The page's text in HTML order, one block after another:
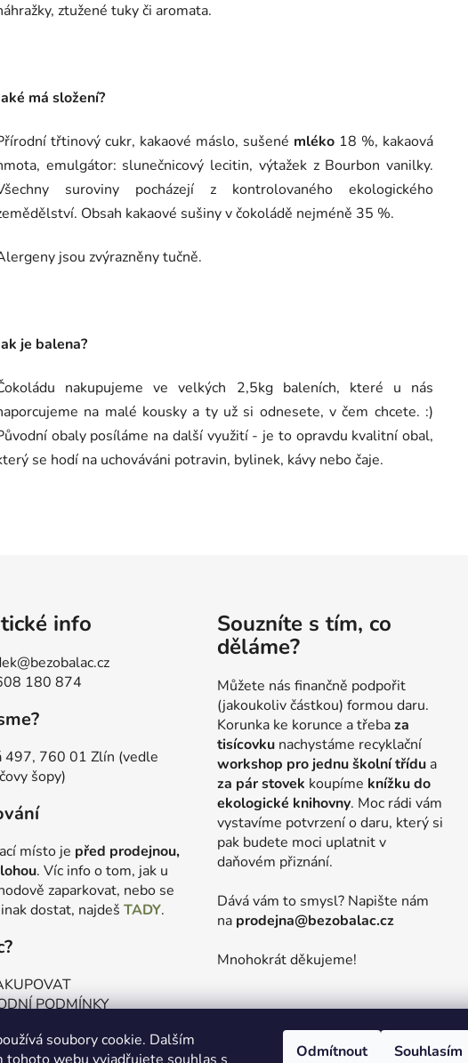
soubory cookie. Dalším
Odmítnout Souhlasím
ztužené tuky či aromata.
má složení?
třtinový cukr, kakaové máslo, sušené mléko 18 %, kakaová
emulgátor: slunečnicový lecitin, výtažek z Bourbon vanilky.
suroviny pocházejí z kontrolovaného ekologického
Obsah kakaové sušiny v čokoládě nejméně 35 %.
jsou zvýrazněny tučně.
je balena?
nakupujeme ve velkých 2,5kg baleních, které u nás
na malé kousky a ty už si odnesete, v čem chcete. :)
obaly posíláme na další využití - je to opravdu kvalitní obal,
se hodí na uchováváni potravin, bylinek, kávy nebo čaje.
info
180 874
497, 760 01 Zlín (vedle
šopy)
místo je před prodejnou,
. Víc info o tom, jak u
zaparkovat, nebo se
dostat, najdeš TADY.
PODMÍNKY
ZPRÁVY
Souzníte s tím, co
děláme?
Můžete nás finančně podpořit
(jakoukoliv částkou) formou daru.
Korunka ke korunce a třebaza
tisícovku nachystáme recyklační
workshop pro jednu školní třídu a
za pár stovek koupíme knížku do
ekologické knihovny. Moc rádi vám
vystavíme potvrzení o daru, který si
pak budete moci uplatnit v
daňovém přiznání.
Dává vám to smysl? Napište nám
na prodejna@bezobalac.cz
Mnohokrát děkujeme!